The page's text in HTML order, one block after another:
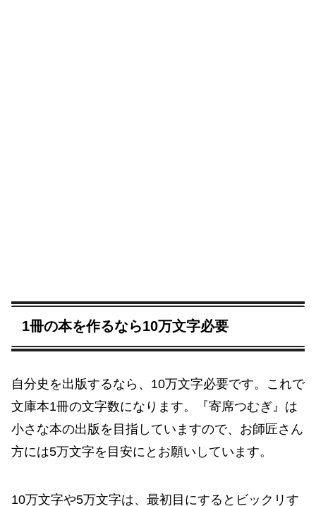
1冊の本を作るなら10万文字必要
自分史を出版するなら、10万文字必要です。これで
文庫本1冊の文字数になります。『寄席つむぎ』は
小さな本の出版を目指していますので、お師匠さん
方には5万文字を目安にとお願いしています。
10万文字や5万文字は、最初目にするとビックリす